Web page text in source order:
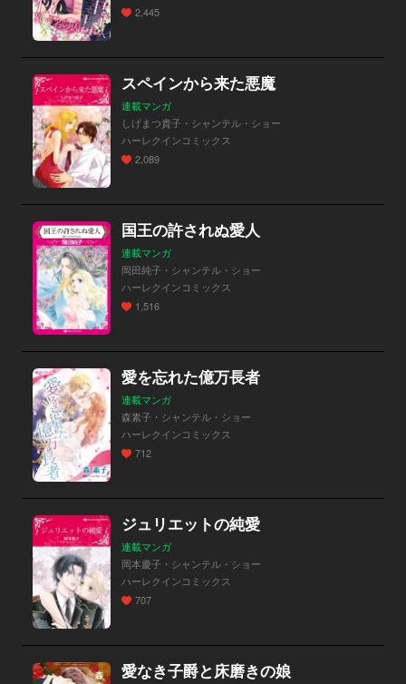
2,445
スペインから来た悪魔
連載マンガ
しげまつ貴子・シャンテル・ショー
ハーレクインコミックス
2,089
国王の許されぬ愛人
連載マンガ
岡田純子・シャンテル・ショー
ハーレクインコミックス
1,516
愛を忘れた億万長者
連載マンガ
森素子・シャンテル・ショー
ハーレクインコミックス
712
ジュリエットの純愛
連載マンガ
岡本慶子・シャンテル・ショー
ハーレクインコミックス
707
愛なき子爵と床磨きの娘